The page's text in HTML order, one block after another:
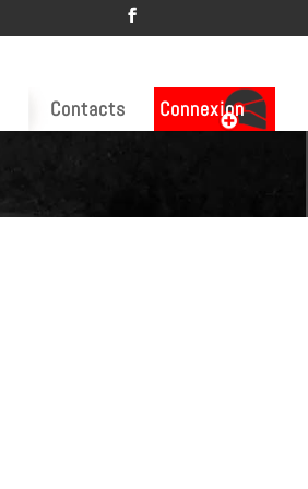
Contacts Connexion